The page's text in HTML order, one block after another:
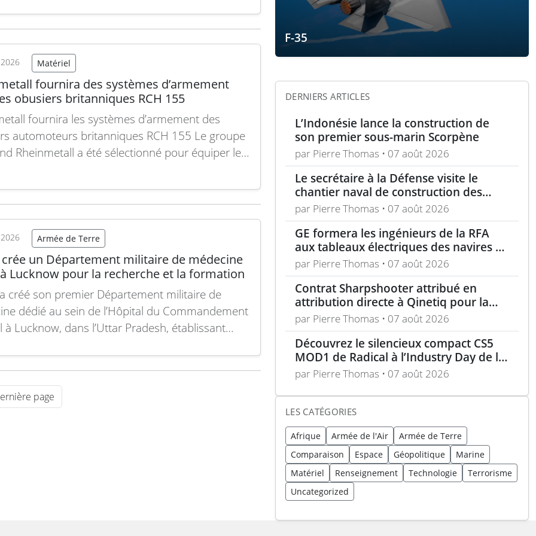
avec un appareil au design familier en
Le…Lire la suite
Matériel
fournira des systèmes d’armement
obusiers britanniques RCH 155
fournira les systèmes d’armement des
automoteurs britanniques RCH 155 Le groupe
Rheinmetall a été sélectionné pour équiper les
systèmes d’armement. Cette décision confirme
croissante entre l’industrie européenne
et l’armée britannique dans le domaine de
Lire la suite
Armée de Terre
crée un Département militaire de médecine
Lucknow pour la recherche et la formation
a créé son premier Département militaire de
dédié au sein de l’Hôpital du Commandement
à Lucknow, dans l’Uttar Pradesh, établissant
la formation et les soins opérationnels pour les
page
F-35
DERNIERS ARTICLES
L’Indonésie lance la construction de
son premier sous-marin Scorpène
par Pierre Thomas • 07 août 2026
Le secrétaire à la Défense visite le
chantier naval de construction des
frégates Type 31 à Rosyth
par Pierre Thomas • 07 août 2026
GE formera les ingénieurs de la RFA
aux tableaux électriques des navires de
la classe Tide
par Pierre Thomas • 07 août 2026
Contrat Sharpshooter attribué en
attribution directe à Qinetiq pour la
période 2026-2028
par Pierre Thomas • 07 août 2026
Découvrez le silencieux compact CS5
MOD1 de Radical à l’Industry Day de la
Marine la semaine prochaine
par Pierre Thomas • 07 août 2026
LES CATÉGORIES
Afrique Armée de l'Air
Armée de Terre
Comparaison
Espace Géopolitique
Marine
Matériel
Renseignement Technologie
Terrorisme
Uncategorized